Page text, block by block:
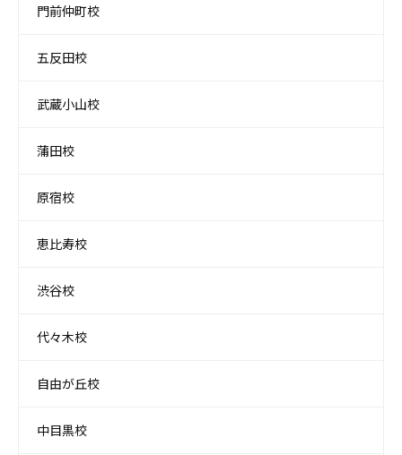
門前仲町校
五反田校
武蔵小山校
蒲田校
原宿校
恵比寿校
渋谷校
代々木校
自由が丘校
中目黒校